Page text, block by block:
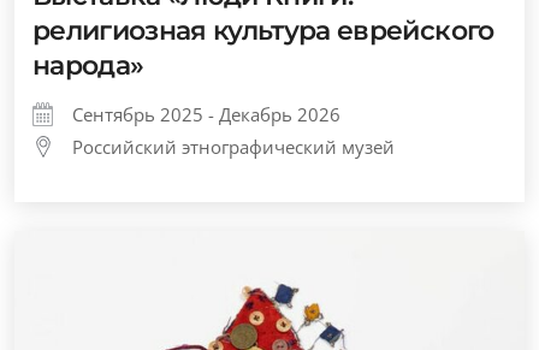
религиозная культура еврейского
народа»
Сентябрь 2025 - Декабрь 2026
Российский этнографический музей